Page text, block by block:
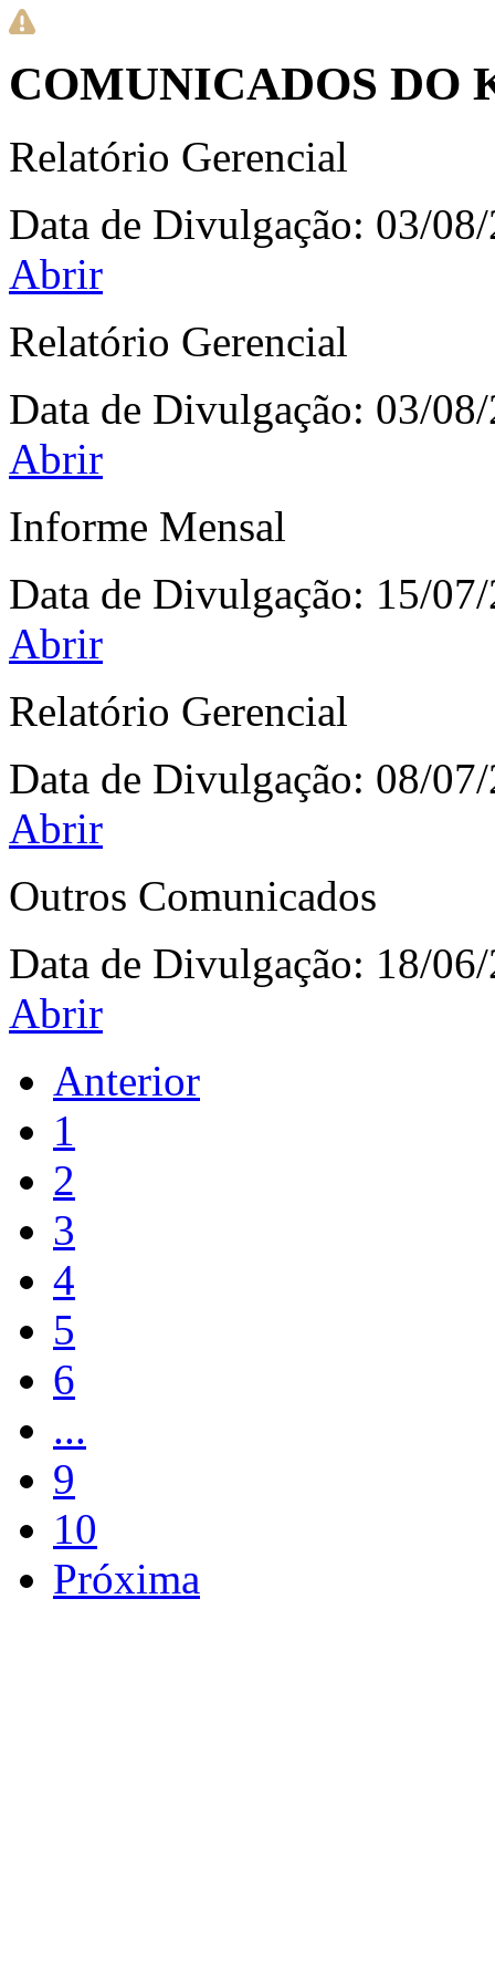
COMUNICADOS DO
Relatório Gerencial
Data de Divulgação: 03/
Abrir
Relatório Gerencial
Data de Divulgação: 03/
Abrir
Informe Mensal
Data de Divulgação: 15/
Abrir
Relatório Gerencial
Data de Divulgação: 08/
Abrir
Outros Comunicados
Data de Divulgação: 18/
Abrir
Anterior
1
2
3
4
5
6
...
9
10
Próxima